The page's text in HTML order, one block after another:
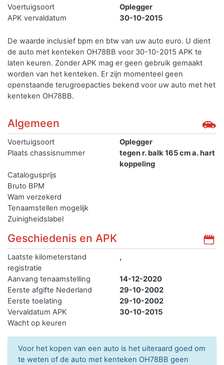
Voertuigsoort
Oplegger
APK vervaldatum
30-10-2015
De waarde inclusief bpm en btw van uw auto euro. U dient
de auto met kenteken OH78BB voor 30-10-2015 APK te
laten keuren. Zonder APK mag er geen gebruik gemaakt
worden van het kenteken. Er zijn momenteel geen
openstaande terugroepacties bekend voor uw auto met het
kenteken OH78BB.
Algemeen
Voertuigsoort
Oplegger
Plaats chassisnummer
tegen r. balk 165 cm a. hart
koppeling
Catalogusprijs
Bruto BPM
Wam verzekerd
Tenaamstellen mogelijk
Zuinigheidslabel
Geschiedenis en APK
Laatste kilometerstand
registratie
,
Aanvang tenaamstelling
14-12-2020
Eerste afgifte Nederland
29-10-2002
Eerste toelating
29-10-2002
Vervaldatum APK
30-10-2015
Wacht op keuren
Voor het kopen van een auto is het uiteraard goed om
te weten of de auto met kenteken OH78BB geen